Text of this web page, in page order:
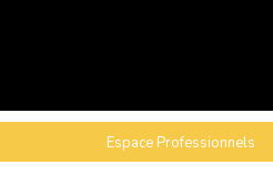
Espace Professionnels